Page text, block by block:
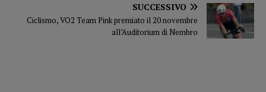
SUCCESSIVO
Ciclismo, VO2 Team Pink premiato il 20 novembre
all’Auditorium di Nembro